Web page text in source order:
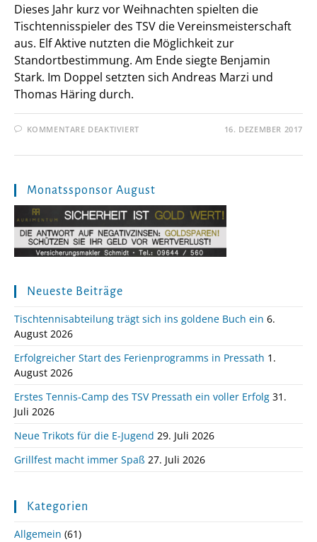
Dieses Jahr kurz vor Weihnachten spielten die
Tischtennisspieler des TSV die Vereinsmeisterschaft
aus. Elf Aktive nutzten die Möglichkeit zur
Standortbestimmung. Am Ende siegte Benjamin
Stark. Im Doppel setzten sich Andreas Marzi und
Thomas Häring durch.
KOMMENTARE DEAKTIVIERTFÜR 16. DEZEMBER 2017
Monatssponsor August
Neueste Beiträge
Tischtennisabteilung trägt sich ins goldene Buch ein 6.
August 2026
Erfolgreicher Start des Ferienprogramms in Pressath 1.
August 2026
Erstes Tennis-Camp des TSV Pressath ein voller Erfolg 31.
Juli 2026
Neue Trikots für die E-Jugend 29. Juli 2026
Grillfest macht immer Spaß 27. Juli 2026
Kategorien
Allgemein (61)